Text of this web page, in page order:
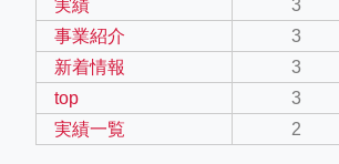
実績 3
事業紹介
3
新着情報
3
top
3
実績一覧
2